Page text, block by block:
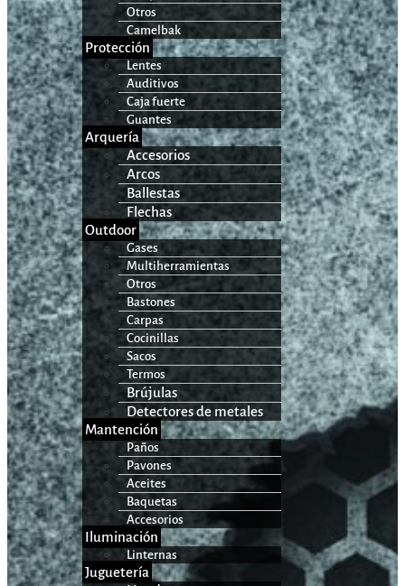
Otros
Camelbak
Protección
Lentes
Auditivos
Caja fuerte
Guantes
Arquería
Accesorios
Arcos
Ballestas
Flechas
Outdoor
Gases
Multiherramientas
Otros
Bastones
Carpas
Cocinillas
Sacos
Termos
Brújulas
Detectores de metales
Mantención
Paños
Pavones
Aceites
Baquetas
Accesorios
Iluminación
Linternas
Juguetería